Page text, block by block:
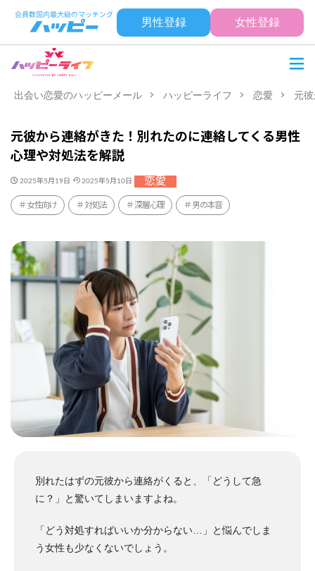
男性登録 女性登録
出会い恋愛のハッピーメール ハッピーライフ 恋愛 元
元彼から連絡がきた！別れたのに連絡してくる男性
心理や対処法を解説
2025年5月19日 2025年5月10日 恋愛
女性向け 対処法 深層心理 男の本音
別れたはずの元彼から連絡がくると、「どうして急
に？」と驚いてしまいますよね。
「どう対処すればいいか分からない…」と悩んでしま
う女性も少なくないでしょう。